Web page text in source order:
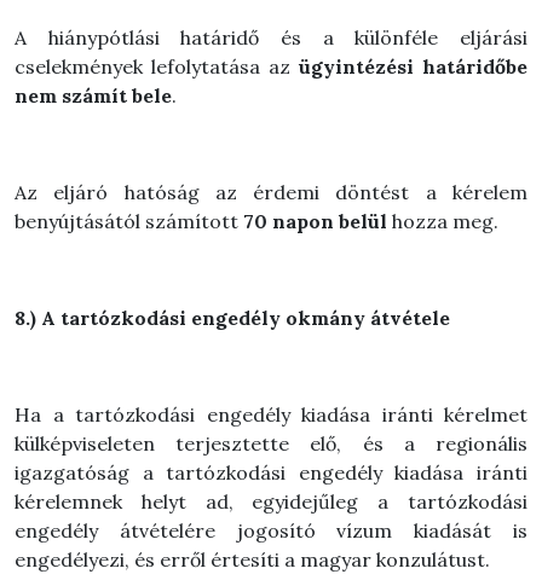
A hiánypótlási határidő és a különféle eljárási
cselekmények lefolytatása az ügyintézési határidőbe
nem számít bele.
Az eljáró hatóság az érdemi döntést a kérelem
benyújtásától számított 70 napon belül hozza meg.
8.) A tartózkodási engedély okmány átvétele
Ha a tartózkodási engedély kiadása iránti kérelmet
külképviseleten terjesztette elő, és a regionális
igazgatóság a tartózkodási engedély kiadása iránti
kérelemnek helyt ad, egyidejűleg a tartózkodási
engedély átvételére jogosító vízum kiadását is
engedélyezi, és erről értesíti a magyar konzulátust.